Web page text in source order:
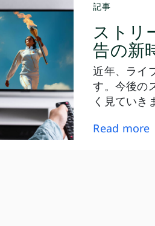
記事
ストリ
告の新
近年、ライ
す。今後の
く見ていき
Read more